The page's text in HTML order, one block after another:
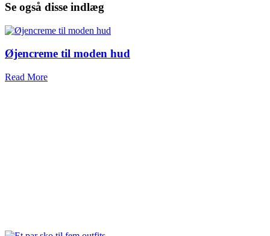
Se også disse indlæg
Øjencreme til moden hud
Read More